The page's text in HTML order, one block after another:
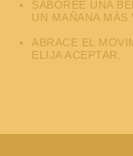
SABOREE UNA
UN MAÑANA MÁS
ABRACE EL
ELIJA ACEPTAR.